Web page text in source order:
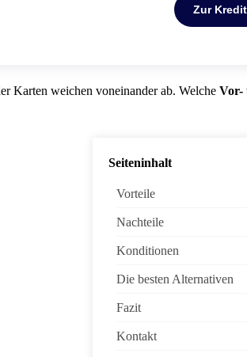
Zur
Karten weichen voneinander ab. Welche Vor-
Seiteninhalt
Vorteile
Nachteile
Konditionen
Die besten Alternativen
Fazit
Kontakt